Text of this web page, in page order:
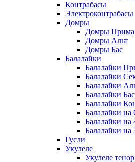
Контрабасы
Электроконтрабасы
Домры
Домры Прима
Домры Альт
Домры Бас
Балалайки
Балалайки
Балалайки
Балалайки
Балалайки Бас
Балалайки
Балалайки на
Балалайки на
Балалайки на
Гусли
Укулеле
Укулеле тенор